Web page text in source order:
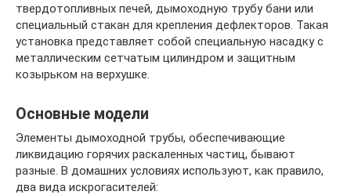
твердотопливных печей, дымоходную трубу бани или
специальный стакан для крепления дефлекторов. Такая
установка представляет собой специальную насадку с
металлическим сетчатым цилиндром и защитным
козырьком на верхушке.
Основные модели
Элементы дымоходной трубы, обеспечивающие
ликвидацию горячих раскаленных частиц, бывают
разные. В домашних условиях используют, как правило,
два вида искрогасителей: